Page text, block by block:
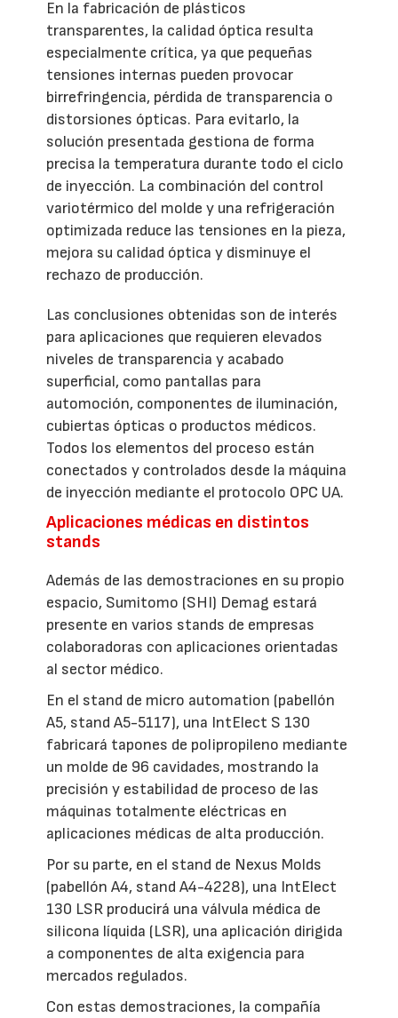
En la fabricación de plásticos
transparentes, la calidad óptica resulta
especialmente crítica, ya que pequeñas
tensiones internas pueden provocar
birrefringencia, pérdida de transparencia o
distorsiones ópticas. Para evitarlo, la
solución presentada gestiona de forma
precisa la temperatura durante todo el ciclo
de inyección. La combinación del control
variotérmico del molde y una refrigeración
optimizada reduce las tensiones en la pieza,
mejora su calidad óptica y disminuye el
rechazo de producción.
Las conclusiones obtenidas son de interés
para aplicaciones que requieren elevados
niveles de transparencia y acabado
superficial, como pantallas para
automoción, componentes de iluminación,
cubiertas ópticas o productos médicos.
Todos los elementos del proceso están
conectados y controlados desde la máquina
de inyección mediante el protocolo OPC UA.
Aplicaciones médicas en distintos
stands
Además de las demostraciones en su propio
espacio, Sumitomo (SHI) Demag estará
presente en varios stands de empresas
colaboradoras con aplicaciones orientadas
al sector médico.
En el stand de micro automation (pabellón
A5, stand A5-5117), una IntElect S 130
fabricará tapones de polipropileno mediante
un molde de 96 cavidades, mostrando la
precisión y estabilidad de proceso de las
máquinas totalmente eléctricas en
aplicaciones médicas de alta producción.
Por su parte, en el stand de Nexus Molds
(pabellón A4, stand A4-4228), una IntElect
130 LSR producirá una válvula médica de
silicona líquida (LSR), una aplicación dirigida
a componentes de alta exigencia para
mercados regulados.
Con estas demostraciones, la compañía